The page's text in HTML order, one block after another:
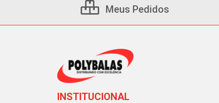
Meus Pedidos
INSTITUCIONAL